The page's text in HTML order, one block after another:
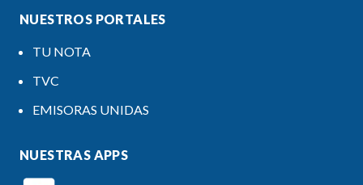
NUESTROS PORTALES
TU NOTA
TVC
EMISORAS UNIDAS
NUESTRAS APPS